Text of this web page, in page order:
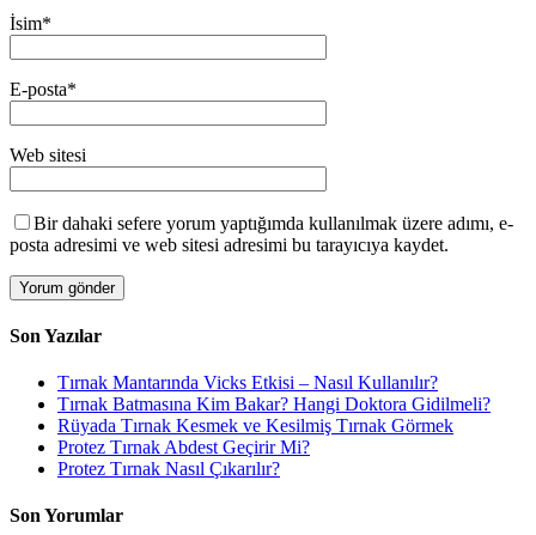
İsim*
E-posta*
Web sitesi
Bir dahaki sefere yorum yaptığımda kullanılmak üzere adımı, e-
posta adresimi ve web sitesi adresimi bu tarayıcıya kaydet.
Son Yazılar
Tırnak Mantarında Vicks Etkisi – Nasıl Kullanılır?
Tırnak Batmasına Kim Bakar? Hangi Doktora Gidilmeli?
Rüyada Tırnak Kesmek ve Kesilmiş Tırnak Görmek
Protez Tırnak Abdest Geçirir Mi?
Protez Tırnak Nasıl Çıkarılır?
Son Yorumlar